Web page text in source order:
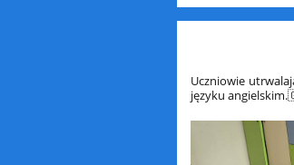
Uczniowie
języku